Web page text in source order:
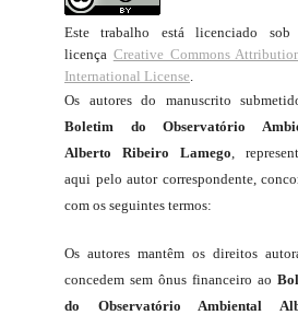
Este trabalho está licenciado sob
licença Creative Commons
International License
Os autores do manuscrito
Boletim do Observatório
Alberto Ribeiro Lamego ,
aqui pelo autor correspondente,
com os seguintes termos:
Os autores mantêm os direitos
concedem sem ônus financeiro ao
do Observatório Ambiental